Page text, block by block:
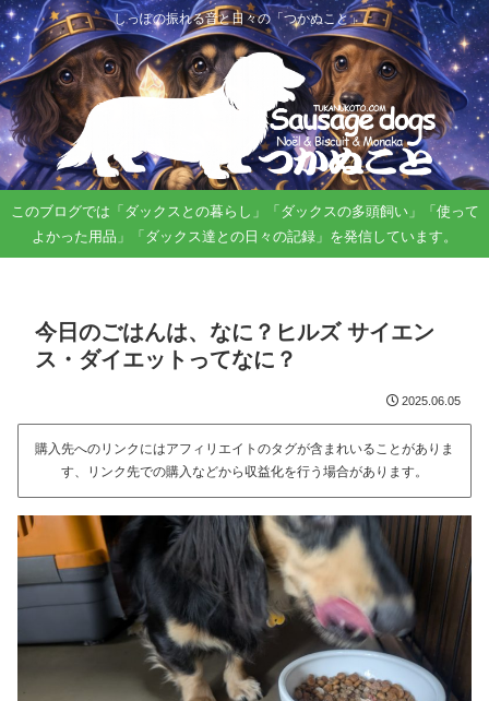
しっぽの振れる音と日々の「つかぬこと」。
このブログでは「ダックスとの暮らし」「ダックスの多頭飼い」「使って
よかった用品」「ダックス達との日々の記録」を発信しています。
今日のごはんは、なに？ヒルズ サイエン
ス・ダイエットってなに？
2025.06.05
購入先へのリンクにはアフィリエイトのタグが含まれいることがありま
す、リンク先での購入などから収益化を行う場合があります。